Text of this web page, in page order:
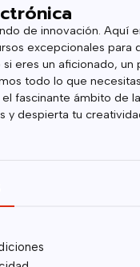
de innovación. Aquí
excepcionales para
eres un aficionado, un
todo lo que
fascinante ámbito de
y despierta tu